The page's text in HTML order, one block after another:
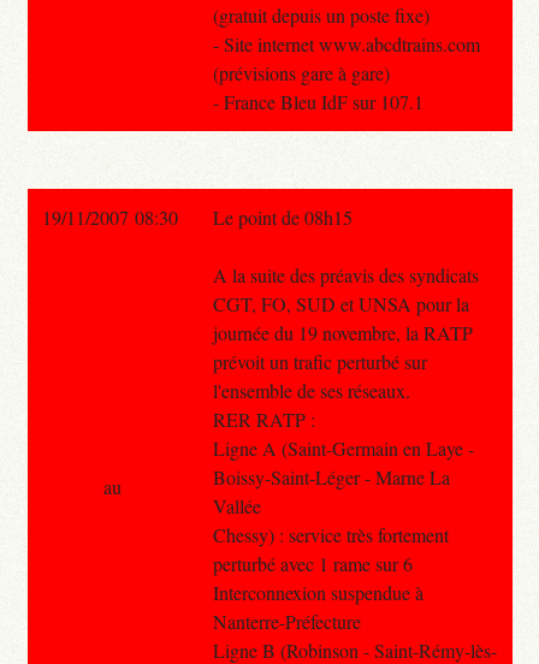
(gratuit depuis un poste fixe)
- Site internet www.abcdtrains.com
(prévisions gare à gare)
- France Bleu IdF sur 107.1
19/11/2007 08:30 Le point de 08h15
A la suite des préavis des syndicats
CGT, FO, SUD et UNSA pour la
journée du 19 novembre, la RATP
prévoit un trafic perturbé sur
l'ensemble de ses réseaux.
RER RATP :
Ligne A (Saint-Germain en Laye -
Boissy-Saint-Léger - Marne La
Vallée
Chessy) : service très fortement
perturbé avec 1 rame sur 6
Interconnexion suspendue à
Nanterre-Préfecture
Ligne B (Robinson - Saint-Rémy-lès-
au